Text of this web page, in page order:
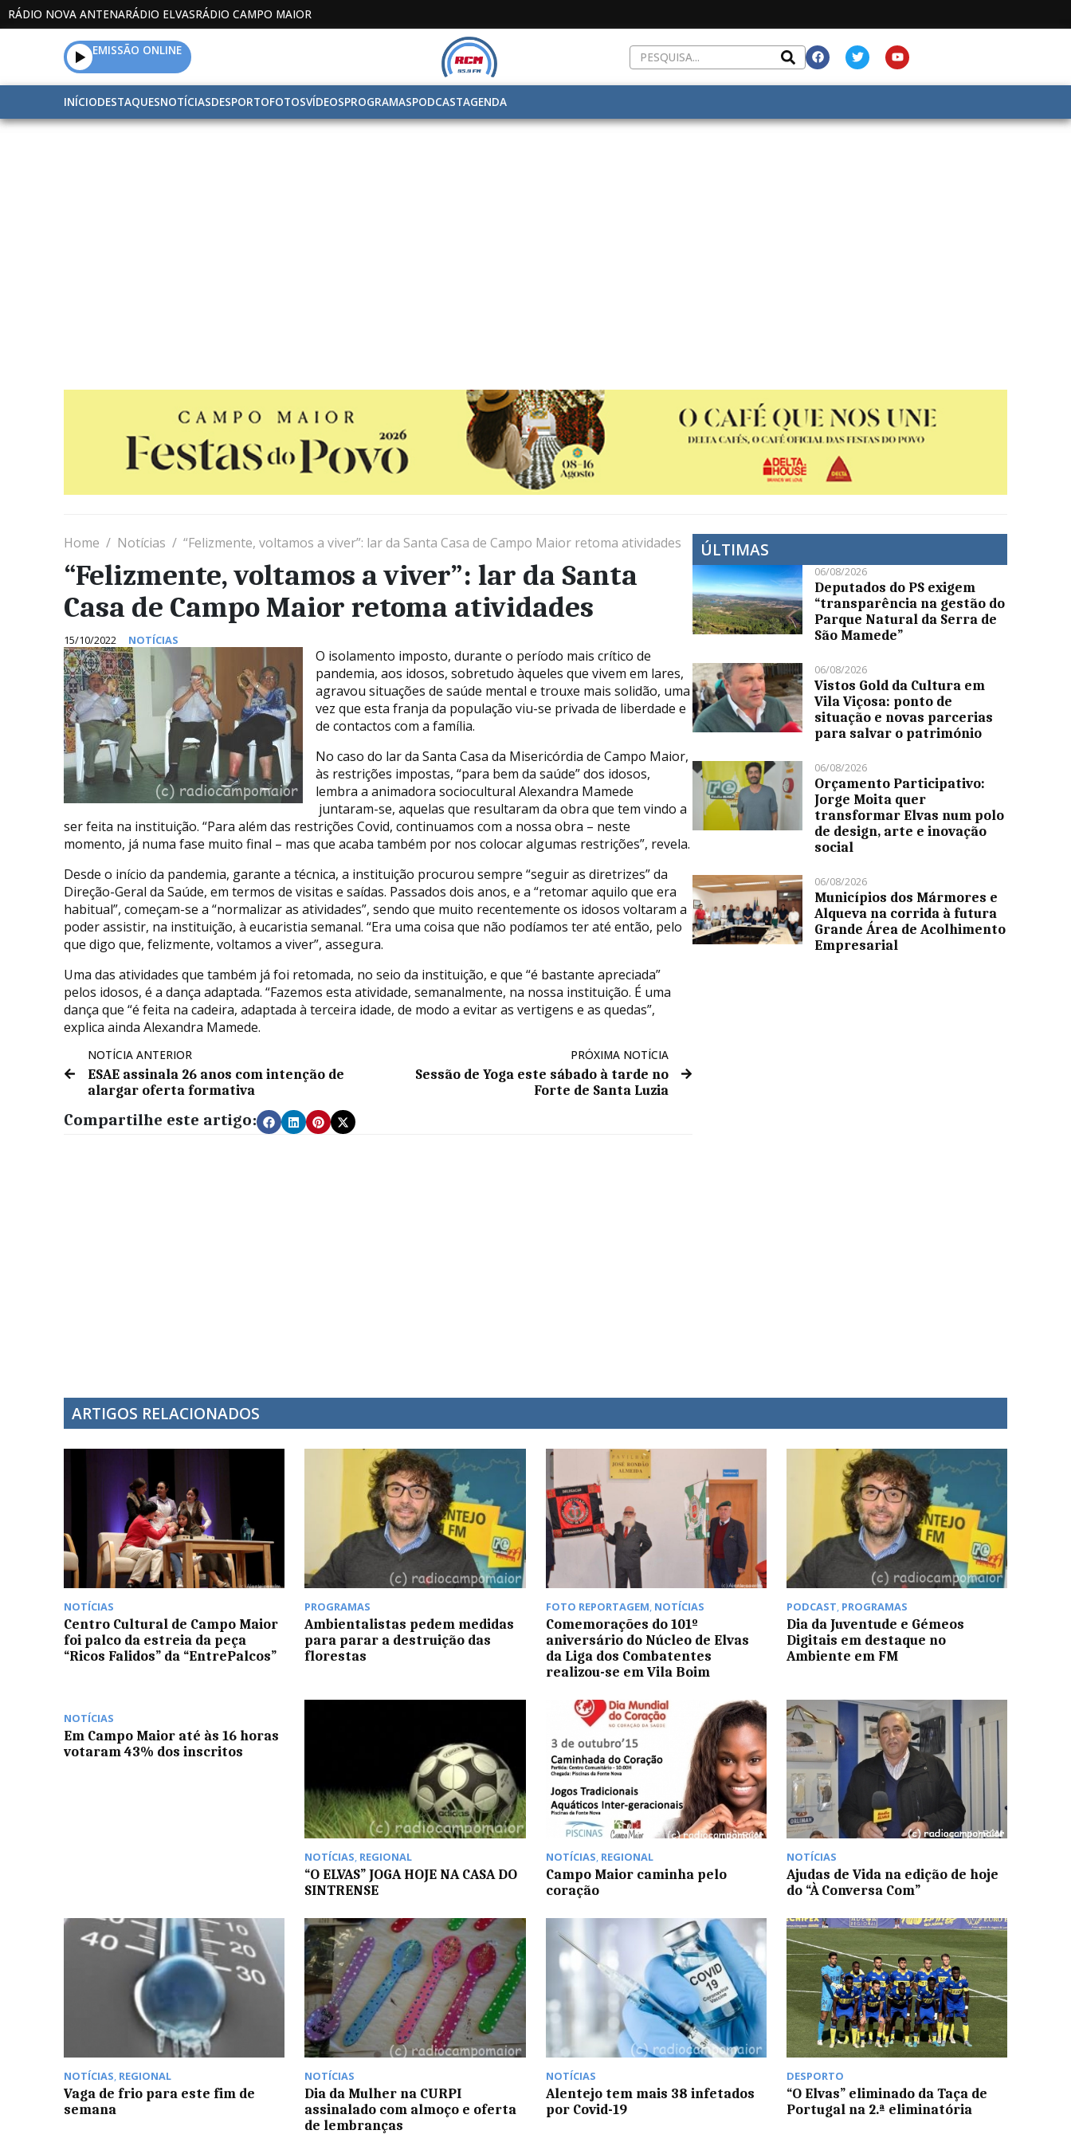
RÁDIO NOVA ANTENARÁDIO ELVASRÁDIO CAMPO MAIOR
EMISSÃO ONLINE
INÍCIODESTAQUESNOTÍCIASDESPORTOFOTOSVÍDEOSPROGRAMASPODCASTAGENDA
Home Notícias “Felizmente, voltamos a viver”: lar da Santa Casa de Campo Maior retoma atividades
“Felizmente, voltamos a viver”: lar da Santa
Casa de Campo Maior retoma atividades
15/10/2022 NOTÍCIAS
O isolamento imposto, durante o período mais crítico de
pandemia, aos idosos, sobretudo àqueles que vivem em lares,
agravou situações de saúde mental e trouxe mais solidão, uma
vez que esta franja da população viu-se privada de liberdade e
de contactos com a família.
No caso do lar da Santa Casa da Misericórdia de Campo Maior,
às restrições impostas, “para bem da saúde” dos idosos,
lembra a animadora sociocultural Alexandra Mamede
juntaram-se, aquelas que resultaram da obra que tem vindo a
ser feita na instituição. “Para além das restrições Covid, continuamos com a nossa obra – neste
momento, já numa fase muito final – mas que acaba também por nos colocar algumas restrições”, revela.
Desde o início da pandemia, garante a técnica, a instituição procurou sempre “seguir as diretrizes” da
Direção-Geral da Saúde, em termos de visitas e saídas. Passados dois anos, e a “retomar aquilo que era
habitual”, começam-se a “normalizar as atividades”, sendo que muito recentemente os idosos voltaram a
poder assistir, na instituição, à eucaristia semanal. “Era uma coisa que não podíamos ter até então, pelo
que digo que, felizmente, voltamos a viver”, assegura.
Uma das atividades que também já foi retomada, no seio da instituição, e que “é bastante apreciada”
pelos idosos, é a dança adaptada. “Fazemos esta atividade, semanalmente, na nossa instituição. É uma
dança que “é feita na cadeira, adaptada à terceira idade, de modo a evitar as vertigens e as quedas”,
explica ainda Alexandra Mamede.
NOTÍCIA ANTERIOR
ESAE assinala 26 anos com intenção de
alargar oferta formativa
PRÓXIMA NOTÍCIA
Sessão de Yoga este sábado à tarde no
Forte de Santa Luzia
Compartilhe este artigo:
ÚLTIMAS
06/08/2026
Deputados do PS exigem
“transparência na gestão do
Parque Natural da Serra de
São Mamede”
06/08/2026
Vistos Gold da Cultura em
Vila Viçosa: ponto de
situação e novas parcerias
para salvar o património
06/08/2026
Orçamento Participativo:
Jorge Moita quer
transformar Elvas num polo
de design, arte e inovação
social
06/08/2026
Municípios dos Mármores e
Alqueva na corrida à futura
Grande Área de Acolhimento
Empresarial
ARTIGOS RELACIONADOS
NOTÍCIAS
Centro Cultural de Campo Maior
foi palco da estreia da peça
“Ricos Falidos” da “EntrePalcos”
PROGRAMAS
Ambientalistas pedem medidas
para parar a destruição das
florestas
FOTO REPORTAGEM, NOTÍCIAS
Comemorações do 101º
aniversário do Núcleo de Elvas
da Liga dos Combatentes
realizou-se em Vila Boim
PODCAST, PROGRAMAS
Dia da Juventude e Gémeos
Digitais em destaque no
Ambiente em FM
NOTÍCIAS
Em Campo Maior até às 16 horas
votaram 43% dos inscritos
NOTÍCIAS, REGIONAL
“O ELVAS” JOGA HOJE NA CASA DO
SINTRENSE
NOTÍCIAS, REGIONAL
Campo Maior caminha pelo
coração
NOTÍCIAS
Ajudas de Vida na edição de hoje
do “À Conversa Com”
NOTÍCIAS, REGIONAL
Vaga de frio para este fim de
semana
NOTÍCIAS
Dia da Mulher na CURPI
assinalado com almoço e oferta
de lembranças
NOTÍCIAS
Alentejo tem mais 38 infetados
por Covid-19
DESPORTO
“O Elvas” eliminado da Taça de
Portugal na 2.ª eliminatória